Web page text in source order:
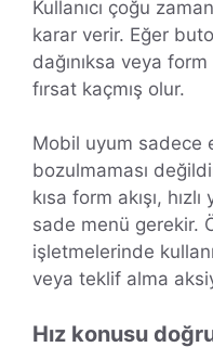
Kullanıcı çoğu
karar verir. Eğer
dağınıksa veya
fırsat kaçmış olur.
Mobil uyum sadece
bozulmaması
kısa form akışı,
sade menü gerekir.
işletmelerinde
veya teklif alma
Hız konusu